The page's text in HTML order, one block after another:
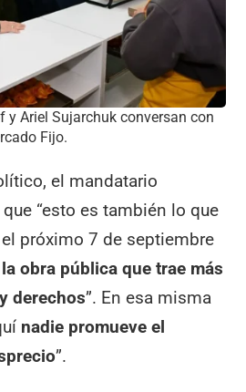
y Ariel Sujarchuk conversan con
Fijo.
el mandatario
“esto es también lo que
próximo 7 de septiembre
la obra pública que trae más
derechos”. En esa misma
nadie promueve el
”.